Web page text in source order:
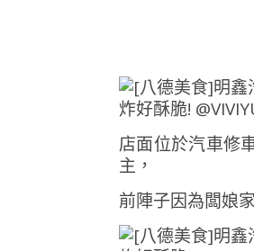
店面位於汽車修
主，
前陣子因為闆娘